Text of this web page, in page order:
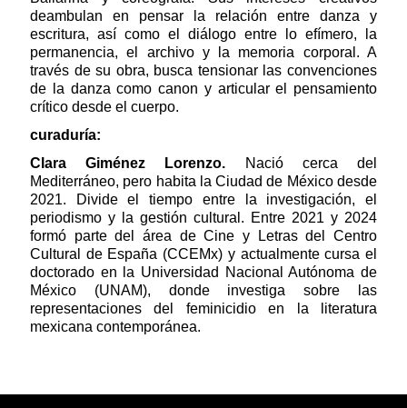
deambulan en pensar la relación entre danza y
escritura, así como el diálogo entre lo efímero, la
permanencia, el archivo y la memoria corporal. A
través de su obra, busca tensionar las convenciones
de la danza como canon y articular el pensamiento
crítico desde el cuerpo.
curaduría:
Clara Giménez Lorenzo.
Nació cerca del
Mediterráneo, pero habita la Ciudad de México desde
2021. Divide el tiempo entre la investigación, el
periodismo y la gestión cultural. Entre 2021 y 2024
formó parte del área de Cine y Letras del Centro
Cultural de España (CCEMx) y actualmente cursa el
doctorado en la Universidad Nacional Autónoma de
México (UNAM), donde investiga sobre las
representaciones del feminicidio en la literatura
mexicana contemporánea.